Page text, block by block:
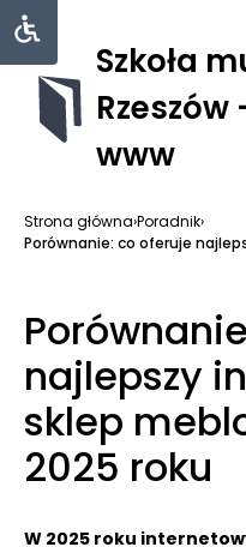
Szkoła
www
Strona główna›Poradnik›
Porównanie: co oferuje
najlepszy
sklep
2025 roku
W 2025 roku